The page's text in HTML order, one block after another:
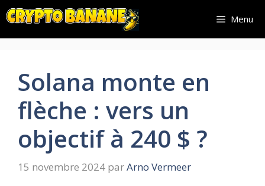
Aller
au
contenu
Menu
Solana monte en
flèche : vers un
objectif à 240 $ ?
15 novembre 2024 parArno Vermeer